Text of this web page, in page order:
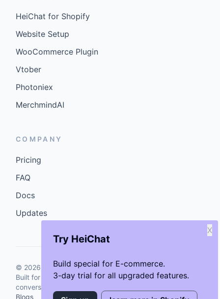
Try HeiChat
Build special for E-commerce.
3-day trial for all upgraded features.
X
HeiChat for Shopify
Website Setup
WooCommerce Plugin
Vtober
Photoniex
MerchmindAI
COMPANY
Pricing
FAQ
Docs
Updates
© 2026 GenCybers Inc. All rights reserved.
Built for storefronts that want faster answers and cleaner
conversions.
Blogs